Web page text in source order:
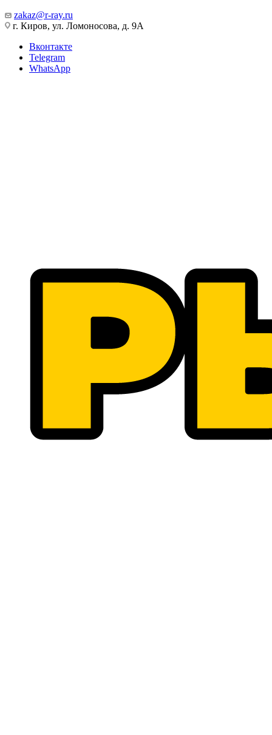
zakaz@r-ray.ru
г. Киров, ул. Ломоносова, д. 9А
Вконтакте
Telegram
WhatsApp